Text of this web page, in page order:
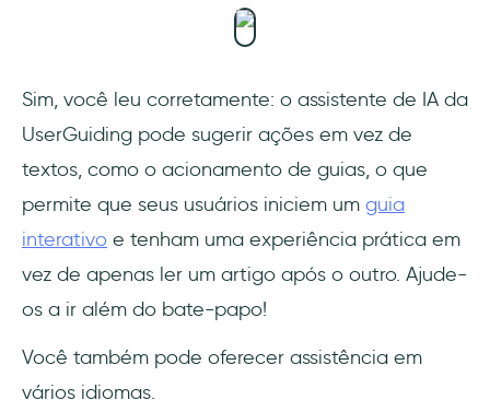
Sim, você leu corretamente: o assistente de IA da
UserGuiding pode sugerir ações em vez de
textos, como o acionamento de guias, o que
permite que seus usuários iniciem um guia
interativo e tenham uma experiência prática em
vez de apenas ler um artigo após o outro. Ajude-
os a ir além do bate-papo!
Você também pode oferecer assistência em
vários idiomas.